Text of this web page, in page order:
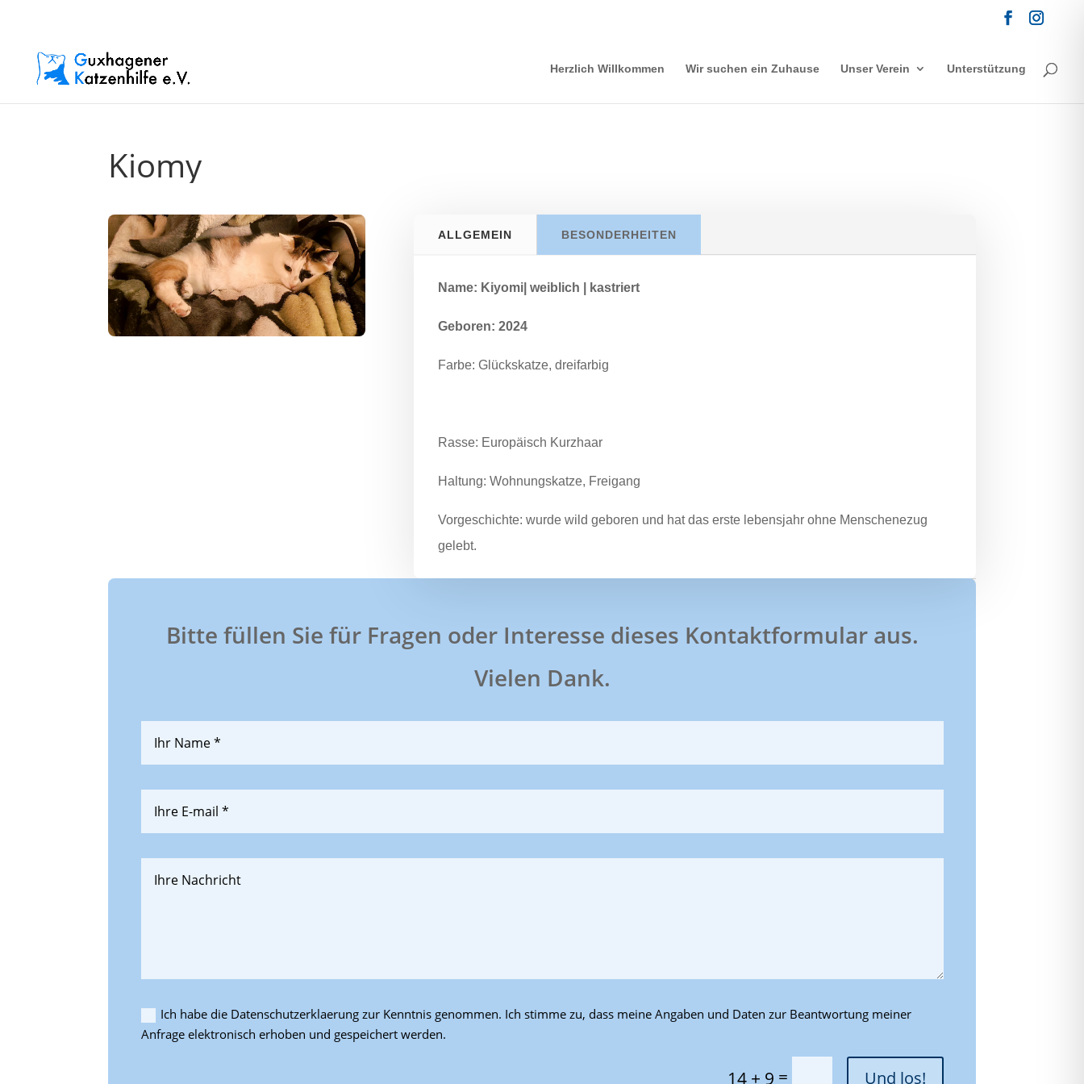
Herzlich Willkommen Wir suchen ein Zuhause Unser Verein Unterstützung
Kiomy
ALLGEMEIN BESONDERHEITEN
Name: Kiyomi| weiblich | kastriert
Geboren: 2024
Farbe: Glückskatze, dreifarbig
Rasse: Europäisch Kurzhaar
Haltung: Wohnungskatze, Freigang
Vorgeschichte: wurde wild geboren und hat das erste lebensjahr ohne Menschenezug
gelebt.
Bitte füllen Sie für Fragen oder Interesse dieses Kontaktformular aus.
Vielen Dank.
Ich habe die Datenschutzerklaerung zur Kenntnis genommen. Ich stimme zu, dass meine Angaben und Daten zur Beantwortung meiner
Anfrage elektronisch erhoben und gespeichert werden.
14 + 9 = Und los!